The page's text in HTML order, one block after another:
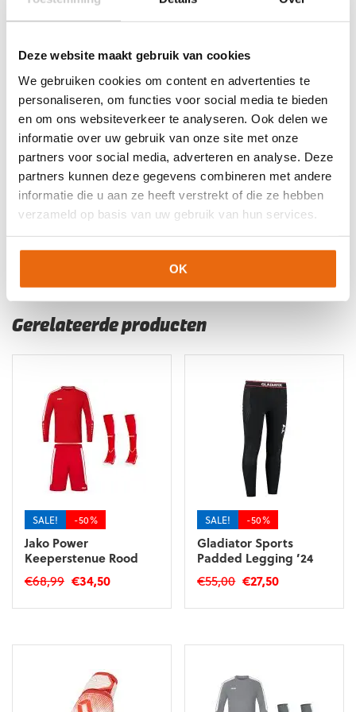
Deze website maakt gebruik van cookies
We gebruiken cookies om content en advertenties te
personaliseren, om functies voor social media te bieden
en om ons websiteverkeer te analyseren. Ook delen we
informatie over uw gebruik van onze site met onze
partners voor social media, adverteren en analyse. Deze
partners kunnen deze gegevens combineren met andere
informatie die u aan ze heeft verstrekt of die ze hebben
verzameld op basis van uw gebruik van hun services.
OK
Artikelnummers
EAN code
Eigenschappen
8720851251957
Maat: 4
8720851251964
Maat: 5
8720851251971
Maat: 6
8720851251988
Maat: 7
Let op!
Houd rekening met 1-2 werkdagen extra levertijd
voor bedrukte artikelen.
Bedrukte artikelen kunnen wij helaas niet terugnemen.
Artikelnummer:480246-8940 Categorieën: Gras
Keepershandschoenen,Hybrid Flat,Keepershandschoenen,
Keepershandschoenen kind,Keepershandschoenen maat 4
Keepershandschoenen maat 5 ,Keepershandschoenen maat
Keepershandschoenen maat 7 ,
Keepershandschoenen
Negatief Naad Ondergrond
Keepershandschoenen,Techniek
Gerelateerde producten
SALE! -50%
Jako Power
Keeperstenue Rood
€68,99 Oorspronkelijke
€34,50Huidige
Dit
SALE! -50%
Gladiator Sports
Padded Legging ’24
€55,00 Oorspronkelijke
€27,50Huidige
Dit
variaties.
Deze